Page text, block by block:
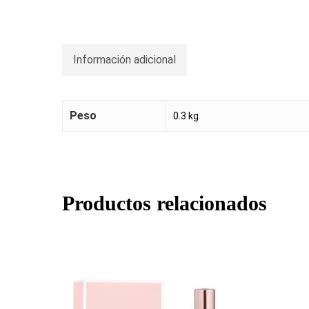
Información adicional
Peso 0.3 kg
Productos relacionados